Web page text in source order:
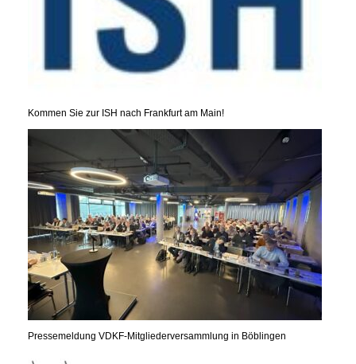
Kommen Sie zur ISH nach Frankfurt am Main!
Pressemeldung VDKF-Mitgliederversammlung in Böblingen